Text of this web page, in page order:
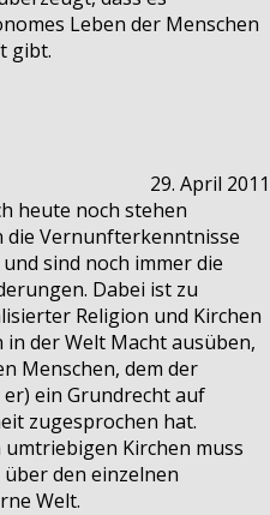
Leben der Menschen
gibt.
29. April 2011
heute noch stehen
die Vernunfterkenntnisse
sind noch immer die
Dabei ist zu
Religion und Kirchen
der Welt Macht ausüben,
Menschen, dem der
ein Grundrecht auf
zugesprochen hat.
Kirchen muss
den einzelnen
Welt.